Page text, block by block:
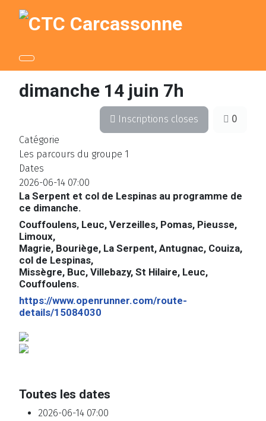
dimanche 14 juin 7h
Inscriptions closes
0
Catégorie
Les parcours du groupe 1
Dates
2026-06-14 07:00
La Serpent et col de Lespinas au programme de
ce dimanche.
Couffoulens, Leuc, Verzeilles, Pomas, Pieusse,
Limoux,
Magrie, Bouriège, La Serpent, Antugnac, Couiza,
col de Lespinas,
Missègre, Buc, Villebazy, St Hilaire, Leuc,
Couffoulens.
https://www.openrunner.com/route-
details/15084030
Toutes les dates
2026-06-14 07:00